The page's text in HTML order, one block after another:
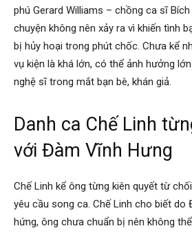
phú Gerard Williams – chồng ca sĩ Bích
chuyện không nên xảy ra vì khiến tình
bị hủy hoại trong phút chốc. Chưa kể
vụ kiện là khá lớn, có thể ảnh hưởng
nghệ sĩ trong mắt bạn bè, khán giả.
Danh ca Chế Linh
với Đàm Vĩnh Hưng
Chế Linh kể ông từng kiên quyết từ
yêu cầu song ca. Chế Linh cho biết do
hứng, ông chưa chuẩn bị nên không